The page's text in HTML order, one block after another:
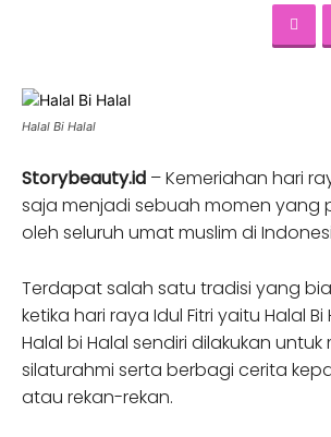
Halal Bi Halal
Storybeauty.id – Kemeriahan hari
saja menjadi sebuah momen yang
oleh seluruh umat muslim di
Terdapat salah satu tradisi yang
ketika hari raya Idul Fitri yaitu Halal Bi
Halal bi Halal sendiri dilakukan
silaturahmi serta berbagi cerita
atau rekan-rekan.